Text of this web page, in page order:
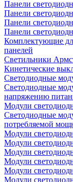
Панели
Панели
Панели
Панели
Комплектующие
панелей
Светильники
Кинетические
Светодиодные
Светодиодные
напряжению
Модули
Светодиодные
потребляемой
Модули
Модули
Модули
Модули
Модули
Модули